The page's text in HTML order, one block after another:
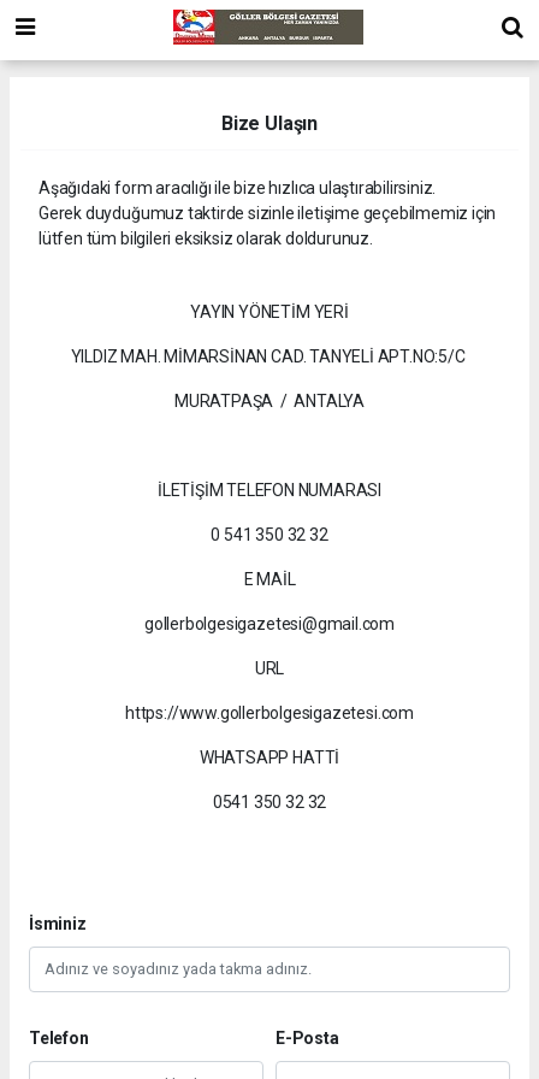
Bize Ulaşın
Aşağıdaki form aracılığı ile bize hızlıca ulaştırabilirsiniz.
Gerek duyduğumuz taktirde sizinle iletişime geçebilmemiz için
lütfen tüm bilgileri eksiksiz olarak doldurunuz.
YAYIN YÖNETİM YERİ
YILDIZ MAH. MİMARSİNAN CAD. TANYELİ APT.NO:5/C
MURATPAŞA / ANTALYA
İLETİŞİM TELEFON NUMARASI
0 541 350 32 32
E MAİL
gollerbolgesigazetesi@gmail.com
URL
https://www.gollerbolgesigazetesi.com
WHATSAPP HATTİ
0541 350 32 32
İsminiz
Telefon E-Posta